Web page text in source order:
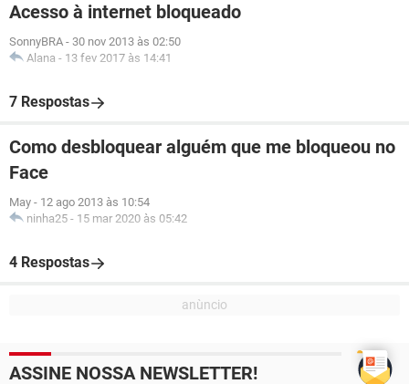
Acesso à internet bloqueado
SonnyBRA - 30 nov 2013 às 02:50
Alana - 13 fev 2017 às 14:41
7 Respostas
Como desbloquear alguém que me bloqueou no
Face
May - 12 ago 2013 às 10:54
ninha25 - 15 mar 2020 às 05:42
4 Respostas
ASSINE NOSSA NEWSLETTER!